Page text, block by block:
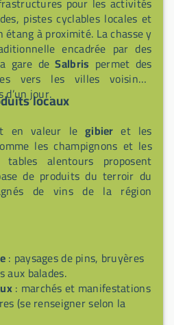
pistes cyclables locales et
étang à proximité. La chasse y
encadrée par des
gare deSalbris permet des
vers les villes voisines,
jour.
locaux
en valeur le gibier et les
les champignons et les
alentours proposent
de produits du terroir du
de vins de la région
: paysages de pins, bruyères
aux balades.
: marchés et manifestations
(se renseigner selon la